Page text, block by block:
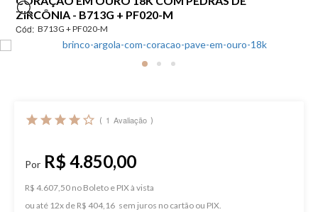
ZIRCÔNIA - B713G + PF020-M
Cód: B713G + PF020-M
1 Avaliação
R$ 4.850,00
R$ 4.607,50 no Boleto e PIX
ou
12x de R$ 404,16